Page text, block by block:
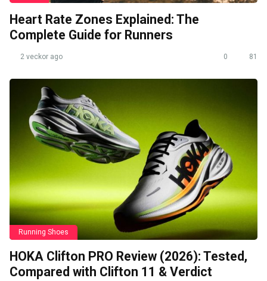
Heart Rate Zones Explained: The
Complete Guide for Runners
2 veckor ago 0 81
Running Shoes
HOKA Clifton PRO Review (2026): Tested,
Compared with Clifton 11 & Verdict